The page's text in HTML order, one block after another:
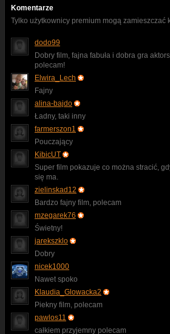
Komentarze
Tylko użytkownicy premium mogą zamieszczać
dodo99
Dobry film, fajna fabuła i dobra gra
polecam!
Elwira_Lech
Fajny
alina-bajdo
Ładny, taki inny
farmerszon1
Pouczający
KibicUT
Super film pokazuje co można stracić,
się ma.
zielinskad12
Bardzo fajny film, polecam
mzegarek76
Świetny!
jarekszklo
Dobry
nicek1000
Nawet spoko
Klaudia_Glowacka2
Piekny film, polecam
pawlos11
całkiem przyjemny polecam